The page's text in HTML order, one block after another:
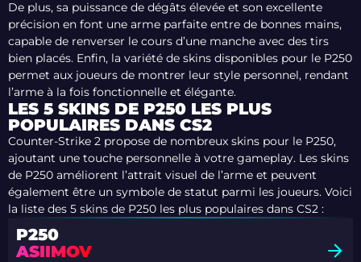
De plus, sa puissance de dégâts élevée et son excellente
précision en font une arme parfaite entre de bonnes mains,
capable de renverser le cours d’une manche avec des tirs
bien placés. Enfin, la variété de skins disponibles pour le P250
permet aux joueurs de montrer leur style personnel, rendant
l’arme à la fois fonctionnelle et élégante.
LES 5 SKINS DE P250 LES PLUS
POPULAIRES DANS CS2
Counter-Strike 2 propose de nombreux skins pour le P250,
ajoutant une touche personnelle à votre gameplay. Les skins
de P250 améliorent l’attrait visuel de l’arme et peuvent
également être un symbole de statut parmi les joueurs. Voici
la liste des 5 skins de P250 les plus populaires dans CS2 :
P250
ASIIMOV